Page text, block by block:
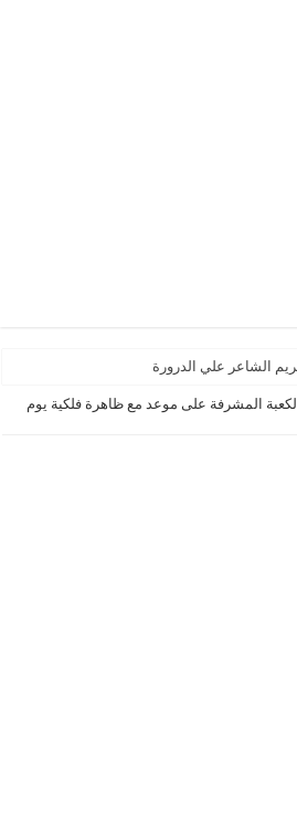
الكعبة المشرفة على موعد مع ظاهرة فلكية يوم